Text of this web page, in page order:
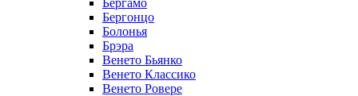
Бергамо
Бергонцо
Болонья
Брэра
Венето Бьянко
Венето Классико
Венето Ровере